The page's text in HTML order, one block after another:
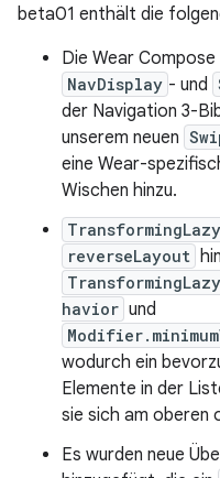
beta01 enthält die
Die Wear
NavDisplay - und
der Navigation 3-
unserem neuen
eine Wear-
Wischen hinzu.
reverseLayout
havior und
wodurch ein
Elemente in der
sie sich am oberen
Es wurden neue